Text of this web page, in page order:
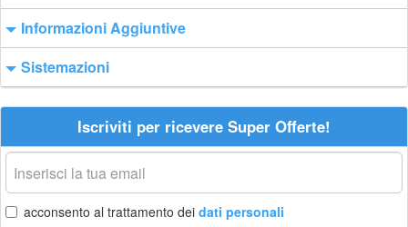
Informazioni Aggiuntive
Sistemazioni
Iscriviti per ricevere Super Offerte!
La
tua
email
acconsento al trattamento dei dati personali